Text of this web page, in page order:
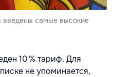
самые высокие
10 % тариф. Для
не упоминается,